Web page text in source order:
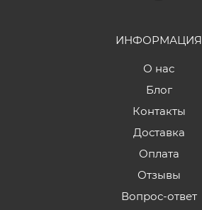
ИНФОРМАЦИЯ
О нас
Блог
Контакты
Доставка
Оплата
Отзывы
Вопрос-ответ